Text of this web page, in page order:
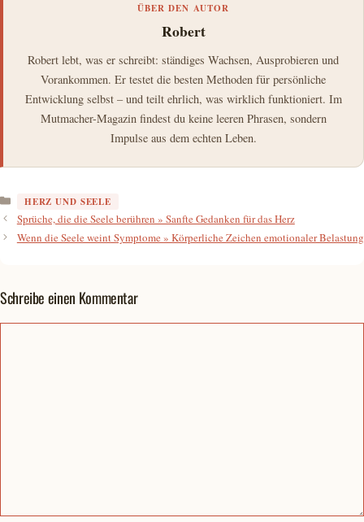
ÜBER DEN AUTOR
Robert
Robert lebt, was er schreibt: ständiges Wachsen, Ausprobieren und
Vorankommen. Er testet die besten Methoden für persönliche
Entwicklung selbst – und teilt ehrlich, was wirklich funktioniert. Im
Mutmacher-Magazin findest du keine leeren Phrasen, sondern
Impulse aus dem echten Leben.
Kategorien
HERZ UND SEELE
Sprüche, die die Seele berühren » Sanfte Gedanken für das Herz
Wenn die Seele weint Symptome » Körperliche Zeichen emotionaler Belastung
Schreibe einen Kommentar